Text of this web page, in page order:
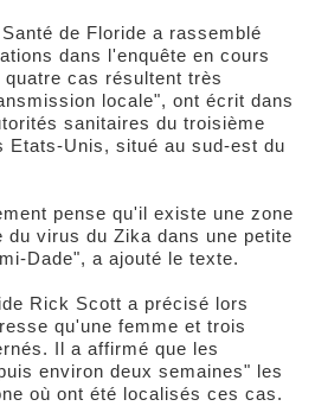
de Floride a rassemblé
dans l'enquête en cours
cas résultent très
locale", ont écrit dans
sanitaires du troisième
Etats-Unis, situé au sud-est du
pense qu'il existe une zone
virus du Zika dans une petite
Dade", a ajouté le texte.
Rick Scott a précisé lors
qu'une femme et trois
Il a affirmé que les
environ deux semaines" les
où ont été localisés ces cas.